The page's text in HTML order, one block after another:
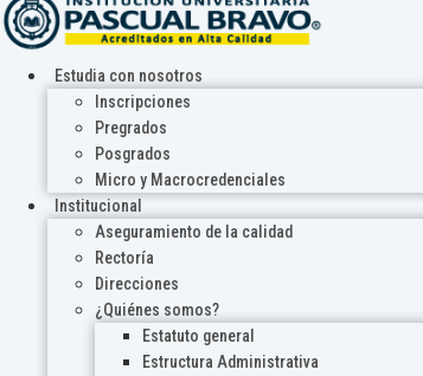
Estudia con nosotros
Inscripciones
Pregrados
Posgrados
Micro y Macrocredenciales
Institucional
Aseguramiento de la calidad
Rectoría
Direcciones
¿Quiénes somos?
Estatuto general
Estructura Administrativa